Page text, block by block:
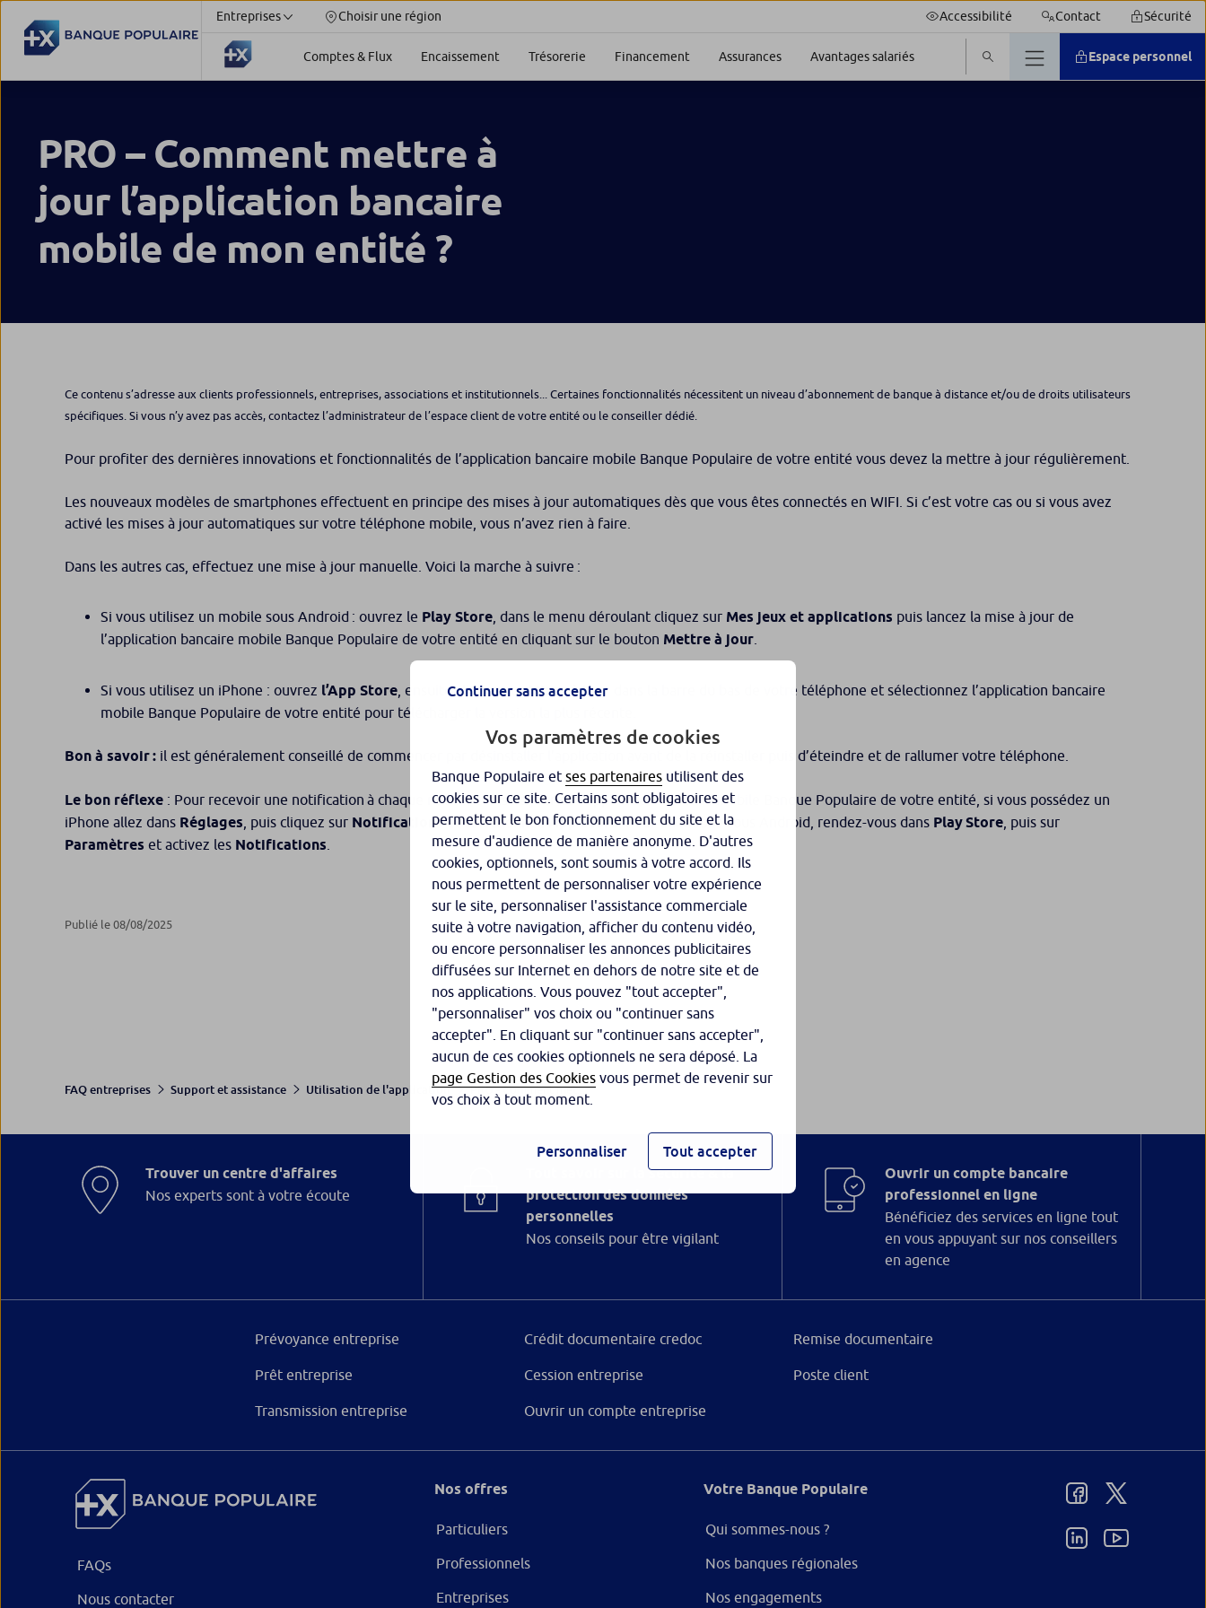
Entreprises Choisir une région Accessibilité Contact Sécurité
Comptes & Flux Encaissement Trésorerie Financement Assurances Avantages salariés Espace personnel
PRO – Comment mettre à
jour l’application bancaire
mobile de mon entité ?
Ce contenu s’adresse aux clients professionnels, entreprises, associations et institutionnels... Certaines fonctionnalités nécessitent un niveau d’abonnement de banque à distance et/ou de droits utilisateurs
spécifiques. Si vous n’y avez pas accès, contactez l’administrateur de l’espace client de votre entité ou le conseiller dédié.
Pour profiter des dernières innovations et fonctionnalités de l’application bancaire mobile Banque Populaire de votre entité vous devez la mettre à jour régulièrement.
Les nouveaux modèles de smartphones effectuent en principe des mises à jour automatiques dès que vous êtes connectés en WIFI. Si c’est votre cas ou si vous avez
activé les mises à jour automatiques sur votre téléphone mobile, vous n’avez rien à faire.
Dans les autres cas, effectuez une mise à jour manuelle. Voici la marche à suivre :
Si vous utilisez un mobile sous Android : ouvrez le Play Store , dans le menu déroulant cliquez sur Mes jeux et applications puis lancez la mise à jour de
l’application bancaire mobile Banque Populaire de votre entité en cliquant sur le bouton Mettre à jour
Si vous utilisez un iPhone : ouvrez l’App Store , ensuite cliquez surMises à jour
dans la barre du bas de votre téléphone et sélectionnez l’application bancaire
mobile Banque Populaire de votre entité pour télécharger la version la plus récente.
Bon à savoir : il est généralement conseillé de commencer par désinstaller l’application avant de la réinstaller puis d’éteindre et de rallumer votre téléphone.
Le bon réflexe : Pour recevoir une notification à chaque nouvelle mise à jour de l’application bancaire mobile Banque Populaire de votre entité, si vous possédez un
iPhone allez dans Réglages , puis cliquez sur Notificationset sélectionnez App Store. Pour un mobile sous Android, rendez-vous dans Play Store , puis sur
Paramètres et activez les Notifications
Publié le 08/08/2025
FAQ entreprises Support et assistance Utilisation de l'application PRO - Comment met...
Trouver un centre d'affaires
Nos experts sont à votre écoute
Tout savoir sur la sécurité & la
protection des données
personnelles
Nos conseils pour être vigilant
Ouvrir un compte bancaire
professionnel en ligne
Bénéficiez des services en ligne tout
en vous appuyant sur nos conseillers
en agence
Prévoyance entreprise Crédit documentaire credoc Remise documentaire
Prêt entreprise Cession entreprise Poste client
Transmission entreprise Ouvrir un compte entreprise
FAQs
Nous contacter
Nos offres
Particuliers
Professionnels
Entreprises
Votre Banque Populaire
Qui sommes-nous ?
Nos banques régionales
Nos engagements
Continuer sans accepter
Vos paramètres de cookies
Banque Populaire et ses partenaires utilisent des
cookies sur ce site. Certains sont obligatoires et
permettent le bon fonctionnement du site et la
mesure d'audience de manière anonyme. D'autres
cookies, optionnels, sont soumis à votre accord. Ils
nous permettent de personnaliser votre expérience
sur le site, personnaliser l'assistance commerciale
suite à votre navigation, afficher du contenu vidéo,
ou encore personnaliser les annonces publicitaires
diffusées sur Internet en dehors de notre site et de
nos applications. Vous pouvez "tout accepter",
"personnaliser" vos choix ou "continuer sans
accepter". En cliquant sur "continuer sans accepter",
aucun de ces cookies optionnels ne sera déposé. La
page Gestion des Cookies vous permet de revenir sur
vos choix à tout moment.
Personnaliser Tout accepter